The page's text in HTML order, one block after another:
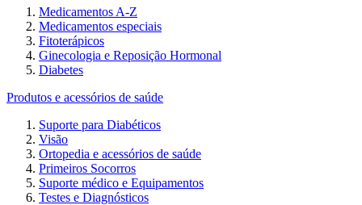
Medicamentos A-Z
Medicamentos especiais
Fitoterápicos
Ginecologia e Reposição Hormonal
Diabetes
Produtos e acessórios de saúde
Suporte para Diabéticos
Visão
Ortopedia e acessórios de saúde
Primeiros Socorros
Suporte médico e Equipamentos
Testes e Diagnósticos